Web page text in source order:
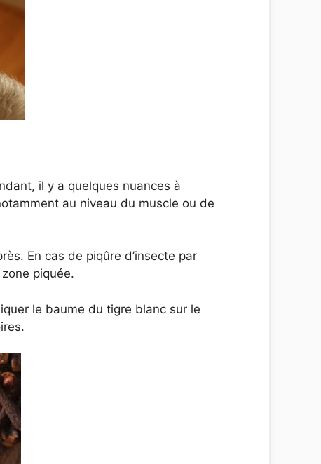
il y a quelques nuances à
au niveau du muscle ou de
En cas de piqûre d’insecte par
piquée.
le baume du tigre blanc sur le